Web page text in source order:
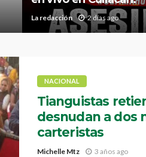
La redacción 2 días ago
NACIONAL
Tianguistas
desnudan a dos
carteristas
Michelle Mtz 3 años ago